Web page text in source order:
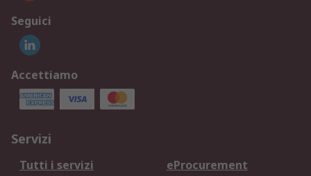
Seguici
Accettiamo
Servizi
Tutti i servizi
eProcurement